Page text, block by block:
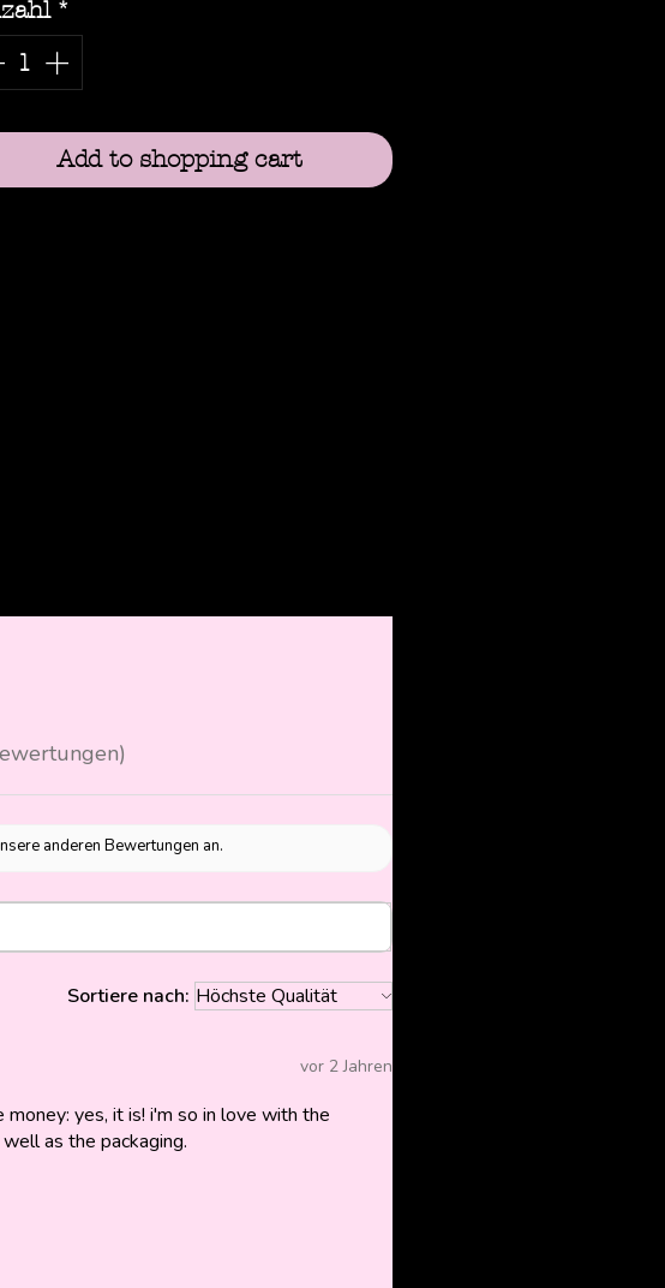
*
Add to shopping cart
anderen Bewertungen an.
Sortiere nach:
vor 2 Jahren
yes, it is! i'm so in love with the
as the packaging.